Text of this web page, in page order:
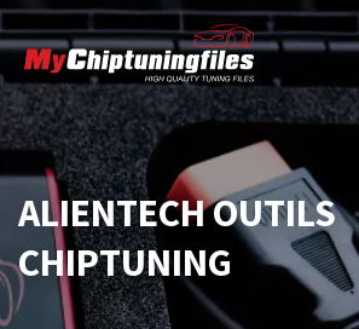
ALIENTECH OUTILS
CHIPTUNING